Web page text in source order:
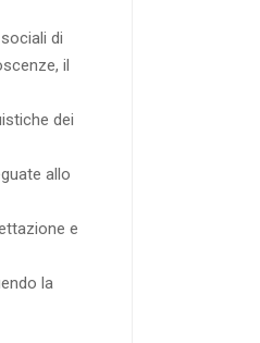
di
il
dei
allo
e
la